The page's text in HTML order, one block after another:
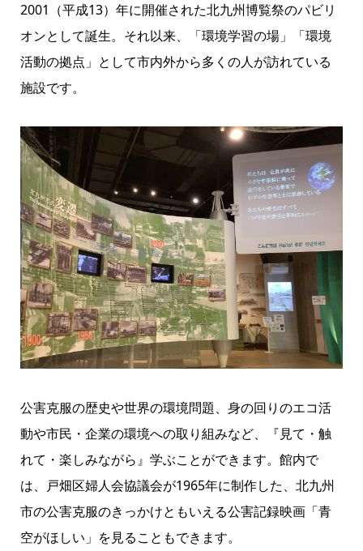
2001（平成13）年に開催された北九州博覧祭のパビリ
オンとして誕生。それ以来、「環境学習の場」「環境
活動の拠点」として市内外から多くの人が訪れている
施設です。
公害克服の歴史や世界の環境問題、身の回りのエコ活
動や市民・企業の環境への取り組みなど、『見て・触
れて・楽しみながら』学ぶことができます。館内で
は、戸畑区婦人会協議会が1965年に制作した、北九州
市の公害克服のきっかけともいえる公害記録映画「青
空がほしい」を見ることもできます。